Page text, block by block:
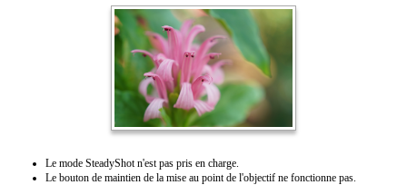
Le mode SteadyShot n'est pas pris en charge.
Le bouton de maintien de la mise au point de l'objectif ne fonctionne pas.